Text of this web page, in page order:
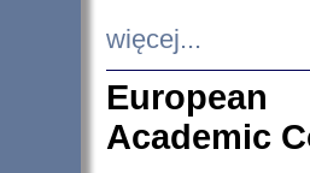
więcej...
European
Academic